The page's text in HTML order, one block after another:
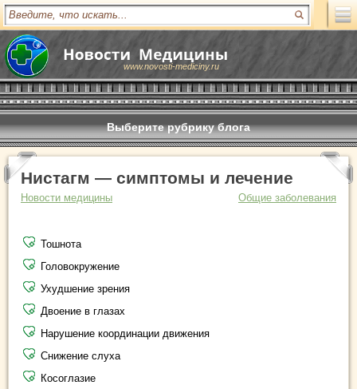
www.novosti-mediciny.ru
Выберите рубрику блога
Нистагм — симптомы и лечение
Новости медицины Общие заболевания
Тошнота
Головокружение
Ухудшение зрения
Двоение в глазах
Нарушение координации движения
Снижение слуха
Косоглазие